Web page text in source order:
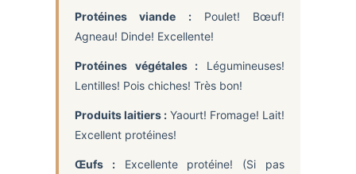
Protéines viande :Poulet! Bœuf!
Agneau! Dinde! Excellente!
Protéines végétales : Légumineuses!
Lentilles! Pois chiches! Très bon!
Produits laitiers : Yaourt! Fromage! Lait!
Excellent protéines!
Œufs :Excellente protéine! (Si pas